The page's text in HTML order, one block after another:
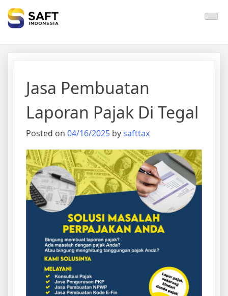
Solisi Perjakan Anda
Jasa Pembuatan
Laporan Pajak Di Tegal
Posted on 04/16/2025 bysafttax